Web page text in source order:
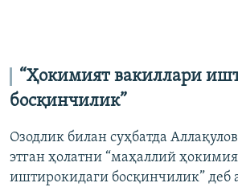
“Ҳокимият вакиллари
босқинчилик”
Озодлик билан суҳбатда
этган ҳолатни “маҳаллий
иштирокидаги босқинчилик” деб